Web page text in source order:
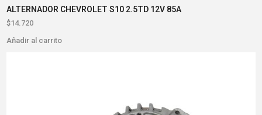
ALTERNADOR CHEVROLET S10 2.5TD 12V 85A
$14.720
Añadir al carrito